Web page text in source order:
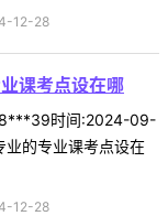
12-28
课考点设在哪
时间:2024-09-
业的专业课考点设在
12-28